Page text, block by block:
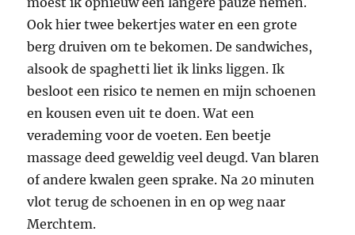
Ook hier twee bekertjes water en een grote
berg druiven om te bekomen. De sandwiches,
alsook de spaghetti liet ik links liggen. Ik
besloot een risico te nemen en mijn schoenen
en kousen even uit te doen. Wat een
verademing voor de voeten. Een beetje
massage deed geweldig veel deugd. Van blaren
of andere kwalen geen sprake. Na 20 minuten
vlot terug de schoenen in en op weg naar
Merchtem.